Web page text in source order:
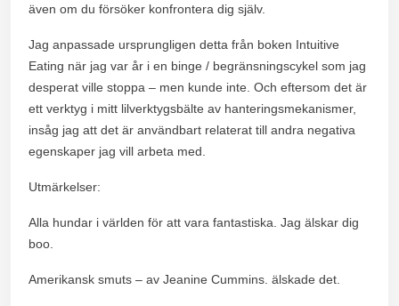
även om du försöker konfrontera dig själv.
Jag anpassade ursprungligen detta från boken Intuitive
Eating när jag var år i en binge / begränsningscykel som jag
desperat ville stoppa – men kunde inte. Och eftersom det är
ett verktyg i mitt lilverktygsbälte av hanteringsmekanismer,
insåg jag att det är användbart relaterat till andra negativa
egenskaper jag vill arbeta med.
Utmärkelser:
Alla hundar i världen för att vara fantastiska. Jag älskar dig
boo.
Amerikansk smuts – av Jeanine Cummins. älskade det.